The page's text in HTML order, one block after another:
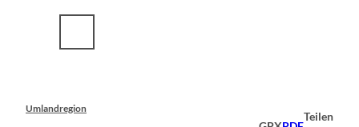
Umlandregion
Teilen